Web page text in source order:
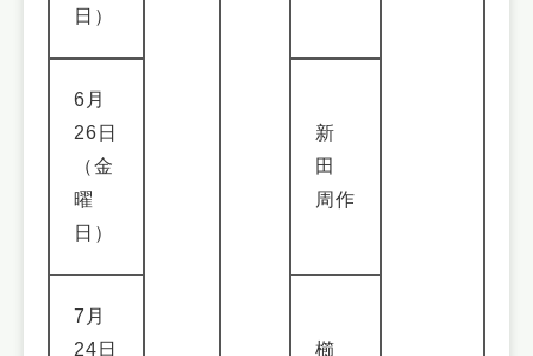
日）
6月
26日
（金
曜
日）
新
田
周作
7月
24日
櫛